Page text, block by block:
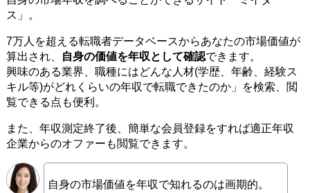
ス」。
7万人を超える転職者データベースからあなたの市場価値が
算出され、
自身の価値を年収として確認できます。
興味のある業界、職種にはどんな人材(学歴、年齢、経験ス
キル等)がどれくらいの年収で転職できたのか」を検索、閲
覧できる点も便利。
また、年収測定終了後、簡単な会員登録をすれば適正年収
企業からのオファーも閲覧できます。
自身の市場価値を年収で知れるのは画期的。